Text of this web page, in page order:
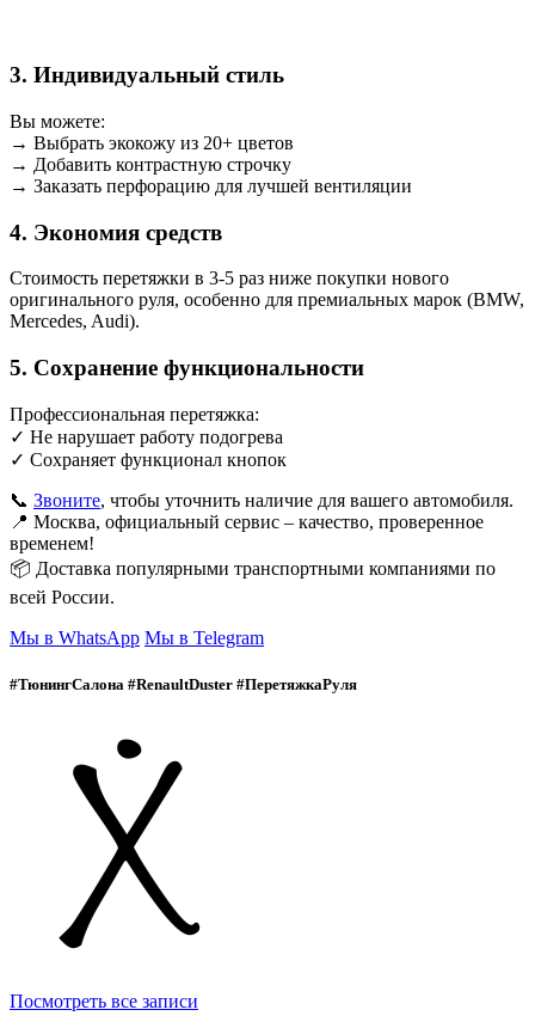
3. Индивидуальный стиль
Вы можете:
→ Выбрать экокожу из 20+ цветов
→ Добавить контрастную строчку
→ Заказать перфорацию для лучшей вентиляции
4. Экономия средств
Стоимость перетяжки в 3-5 раз ниже покупки нового
оригинального руля, особенно для премиальных марок (BMW,
Mercedes, Audi).
5. Сохранение функциональности
Профессиональная перетяжка:
✓ Не нарушает работу подогрева
✓ Сохраняет функционал кнопок
📞 Звоните, чтобы уточнить наличие для вашего автомобиля.
📍 Москва, официальный сервис – качество, проверенное
временем!
📦 Доставка популярными транспортными компаниями по
всей России.
Мы в WhatsApp Мы в Telegram
#ТюнингСалона #RenaultDuster #ПеретяжкаРуля
Посмотреть все записи